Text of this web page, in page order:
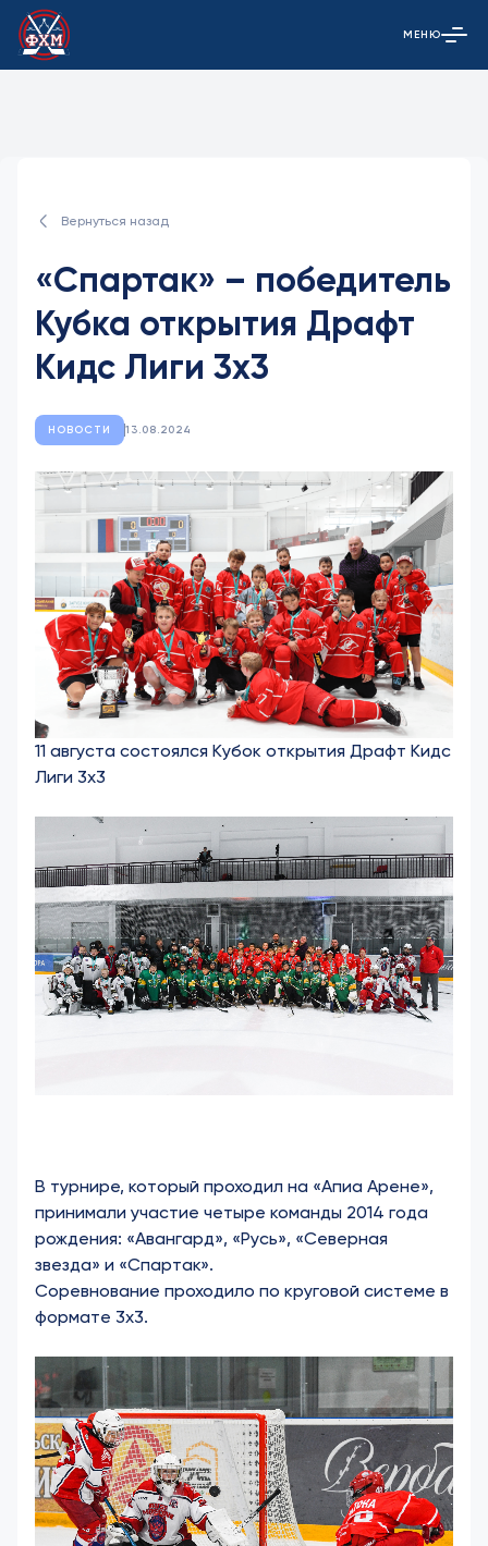
Открыть
МЕНЮ
Вернуться назад
«Спартак» – победитель
Кубка открытия Драфт
Кидс Лиги 3х3
НОВОСТИ 13.08.2024
11 августа состоялся Кубок открытия Драфт Кидс
Лиги 3х3
В турнире, который проходил на «Апиа Арене»,
принимали участие четыре команды 2014 года
рождения: «Авангард», «Русь», «Северная
звезда» и «Спартак».
Соревнование проходило по круговой системе в
формате 3х3.